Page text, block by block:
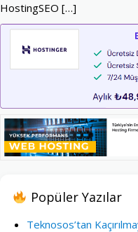
HostingSEO […]
Popüler Yazılar
Teknosos’tan